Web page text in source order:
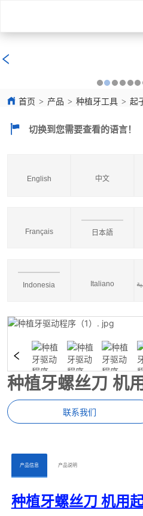
首页 > 产品 > 种植牙工具 > 起
切换到您需要查看的语言！
English 中文
Français 日本語
Indonesia Italiano
种植牙螺丝刀 机
联系我们
ㅤㅤ产品信息ㅤㅤ ㅤㅤ产品说明ㅤㅤ